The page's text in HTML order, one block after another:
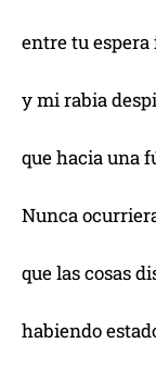
entre tu
y mi rabia
que hacia una
Nunca
que las cosas
habiendo